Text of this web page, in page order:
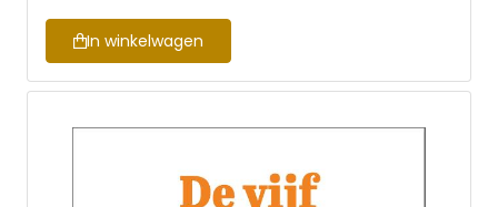
therapeut. Hij heeft een passie voor mensen en wil
hen helpen bouwen aan liefdevolle, blijvende
relaties.
In winkelwagen